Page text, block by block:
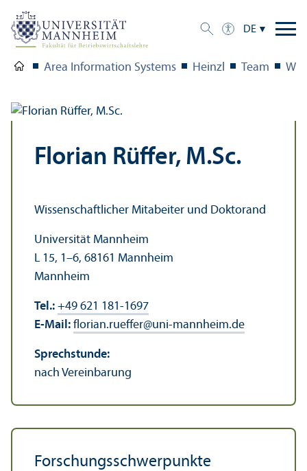
DE
Area Information Systems Heinzl Team
Florian Rüffer, M.Sc.
Wissenschaft­licher Mitabeiter und Doktorand
Universität Mannheim
L 15, 1–6, 68161 Mannheim
Mannheim
Tel.: +49 621 181-1697
E-Mail: florian.rueffer@uni-mannheim.de
Sprechstunde:
nach Vereinbarung
Forschungs­schwerpunkte